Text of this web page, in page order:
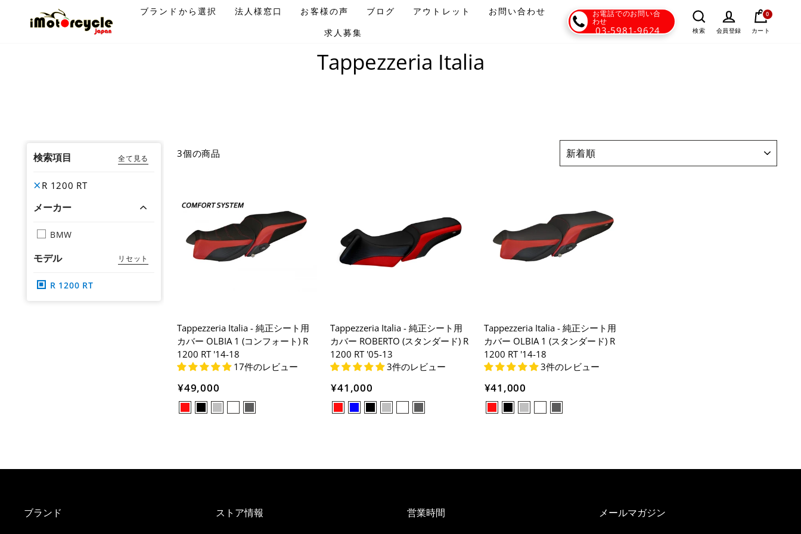
ブランドから選択 法人様窓口 お客様の声 ブログ アウトレット
お問い合わせ
求人募集
お電話でのお問い合
わせ
03-5981-9624 検索 会員登録 カート
0
ホームページ
Tappezzeria Italia
検索項目 全て見る
R 1200 RT
メーカー
BMW
モデル
R 1200 RT
リセット
3個の商品
び
替
Tappezzeria Italia - 純正シート用
カバー OLBIA 1 (コンフォート) R
1200 RT '14-18
17件のレビュー
¥49,000
Tappezzeria Italia - 純正シート用
カバー ROBERTO (スタンダード) R
1200 RT '05-13
3件のレビュー
¥41,000
Tappezzeria Italia - 純正シート用
カバー OLBIA 1 (スタンダード) R
1200 RT '14-18
3件のレビュー
¥41,000
ブランド ストア情報 営業時間 メールマガジン